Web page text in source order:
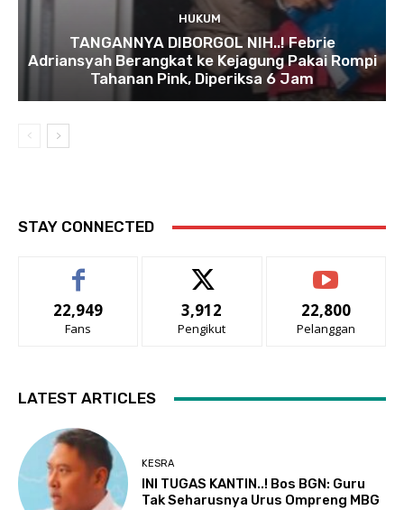
HUKUM
TANGANNYA DIBORGOL NIH..! Febrie
Adriansyah Berangkat ke Kejagung Pakai Rompi
Tahanan Pink, Diperiksa 6 Jam
STAY CONNECTED
22,949
Fans
3,912
Pengikut
22,800
Pelanggan
LATEST ARTICLES
KESRA
INI TUGAS KANTIN..! Bos BGN: Guru
Tak Seharusnya Urus Ompreng MBG